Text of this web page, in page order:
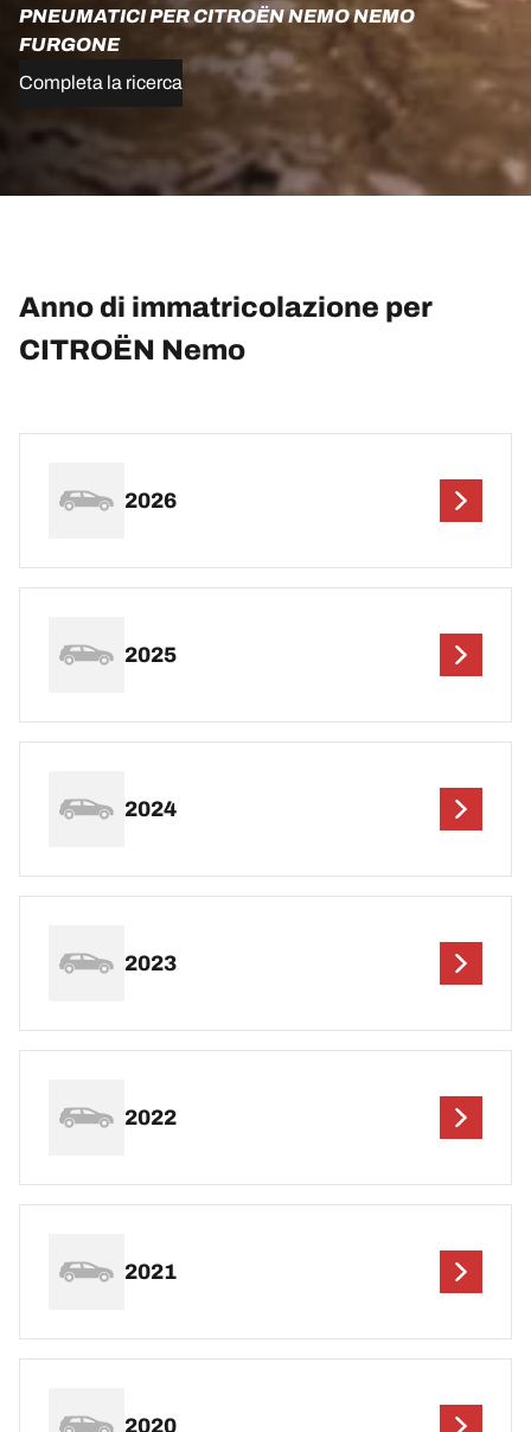
PNEUMATICI PER CITROËN NEMO NEMO
FURGONE
Completa la ricerca
Anno di immatricolazione per
CITROËN Nemo
2026
2025
2024
2023
2022
2021
2020